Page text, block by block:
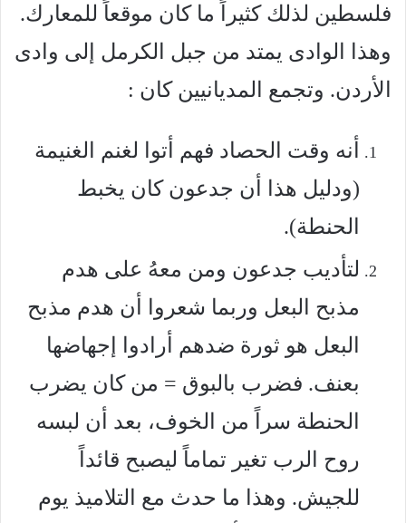
فلسطين لذلك كثيراً ما كان موقعاً للمعارك.
وهذا الوادى يمتد من جبل الكرمل إلى وادى
الأردن. وتجمع المديانيين كان :
أنه وقت الحصاد فهم أتوا لغنم الغنيمة
(ودليل هذا أن جدعون كان يخبط
الحنطة).
لتأديب جدعون ومن معهُ على هدم
مذبح البعل وربما شعروا أن هدم مذبح
البعل هو ثورة ضدهم أرادوا إجهاضها
بعنف. فضرب بالبوق = من كان يضرب
الحنطة سراً من الخوف، بعد أن لبسه
روح الرب تغير تماماً ليصبح قائداً
للجيش. وهذا ما حدث مع التلاميذ يوم